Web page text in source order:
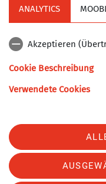
neuen Aufgabe:
neuen
Dominik
Turner-Alpen-
Zukunft – ich bin
Auch der Vorstand
zeigt sich erfreut
zuversichtlich, mit
ANALYTICS
Akzeptieren
Cookie Beschreibung
Verwendete Cookies